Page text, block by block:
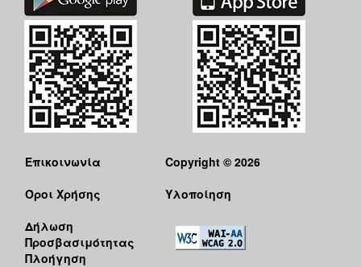
Επικοινωνία
Όροι Χρήσης
Δήλωση
Προσβασιμότητας
Πλοήγηση
Copyright © 2026
Υλοποίηση